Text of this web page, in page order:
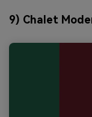
9) Chalet